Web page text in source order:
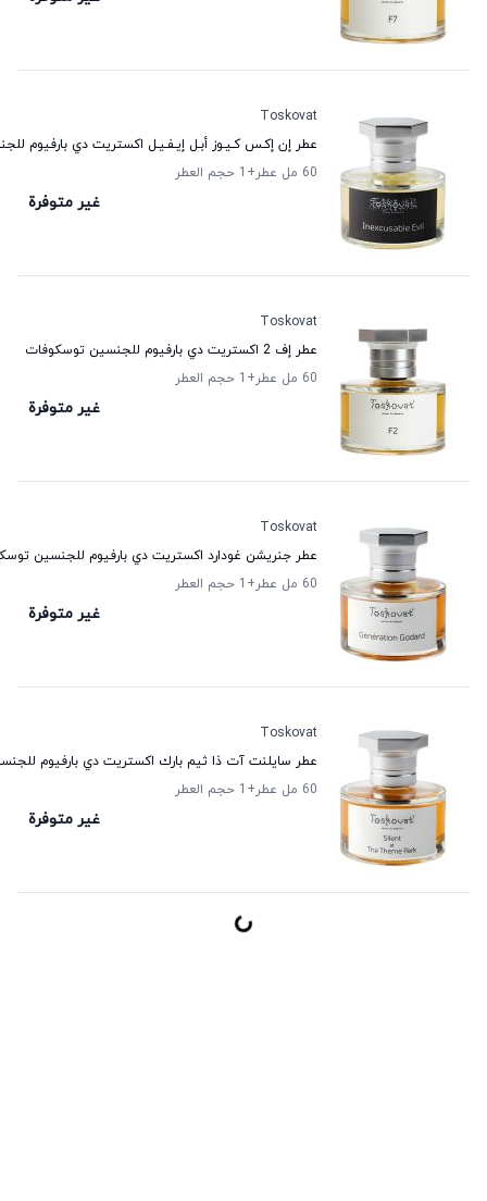
Toskovat
عطر إن إكـس كـيـوز أبـل إيـفـيـل اكستريت دي بارفيوم
60 مل عطر
+1 حجم العطر
غير متوفرة
Toskovat
عطر إف 2 اكستريت دي بارفيوم للجنسين توسكوفات
60 مل عطر
+1 حجم العطر
غير متوفرة
Toskovat
عطر جنريشن غودارد اكستريت دي بارفيوم للجنسين
60 مل عطر
+1 حجم العطر
غير متوفرة
Toskovat
عطر سايلنت آت ذا ثيم بارك اكستريت دي بارفيوم
60 مل عطر
+1 حجم العطر
غير متوفرة